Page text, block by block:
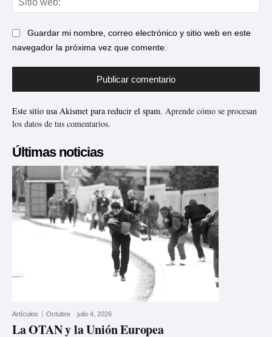
Guardar mi nombre, correo electrónico y sitio web en este
navegador la próxima vez que comente.
Este sitio usa Akismet para reducir el spam. Aprende cómo se procesan
los datos de tus comentarios.
Últimas noticias
Artículos Octubre - julio 4, 2026
La OTAN y la Unión Europea